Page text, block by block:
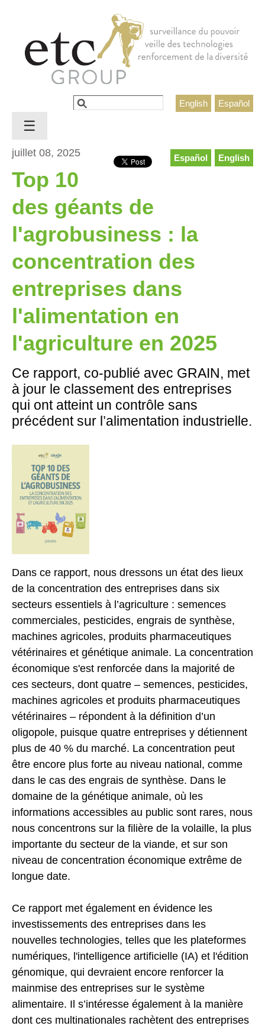
Español
English
Formulaire de recherche
Rechercher
English
Español
juillet 08, 2025
Top 10
des géants de
l'agrobusiness : la
concentration des
entreprises dans
l'alimentation en
l'agriculture en 2025
Ce rapport, co-publié avec GRAIN, met
à jour le classement des entreprises
qui ont atteint un contrôle sans
précédent sur l’alimentation industrielle.
Dans ce rapport, nous dressons un état des lieux
de la concentration des entreprises dans six
secteurs essentiels à l’agriculture : semences
commerciales, pesticides, engrais de synthèse,
machines agricoles, produits pharmaceutiques
vétérinaires et génétique animale. La concentration
économique s'est renforcée dans la majorité de
ces secteurs, dont quatre – semences, pesticides,
machines agricoles et produits pharmaceutiques
vétérinaires – répondent à la définition d’un
oligopole, puisque quatre entreprises y détiennent
plus de 40 % du marché. La concentration peut
être encore plus forte au niveau national, comme
dans le cas des engrais de synthèse. Dans le
domaine de la génétique animale, où les
informations accessibles au public sont rares, nous
nous concentrons sur la filière de la volaille, la plus
importante du secteur de la viande, et sur son
niveau de concentration économique extrême de
longue date.
Ce rapport met également en évidence les
investissements des entreprises dans les
nouvelles technologies, telles que les plateformes
numériques, l'intelligence artificielle (IA) et l'édition
génomique, qui devraient encore renforcer la
mainmise des entreprises sur le système
alimentaire. Il s’intéresse également à la manière
dont ces multinationales rachètent des entreprises
☰